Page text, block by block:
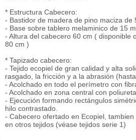
* Estructura Cabecero:
- Bastidor de madera de pino maciza de
- Base sobre tablero melaminico de 15
- Altura del cabecero 60 cm ( disponible
80 cm )
* Tapizado cabecero:
- Tejido ecopiel de gran calidad y alta
rasgado, la fricción y a la abrasión
- Acolchado en todo el perímetro con
- Acolchado en zona central con
- Ejecución formando rectángulos
hilo contrastado.
- Cabecero ofertado en Ecopiel,
en otros tejidos (véase tejidos serie 1)